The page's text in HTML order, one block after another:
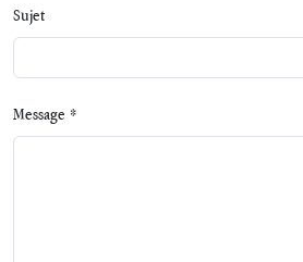
Sujet
Message *